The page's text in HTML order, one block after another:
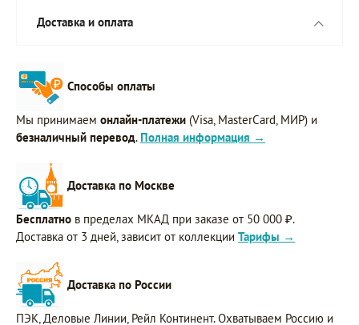
Доставка и оплата
Способы оплаты
Мы принимаем онлайн-платежи (Visa, MasterCard, МИР) и
безналичный перевод. Полная информация →
Доставка по Москве
Бесплатно в пределах МКАД при заказе от 50 000 ₽.
Доставка от 3 дней, зависит от коллекции Тарифы →
Доставка по России
ПЭК, Деловые Линии, Рейл Континент. Охватываем Россию и